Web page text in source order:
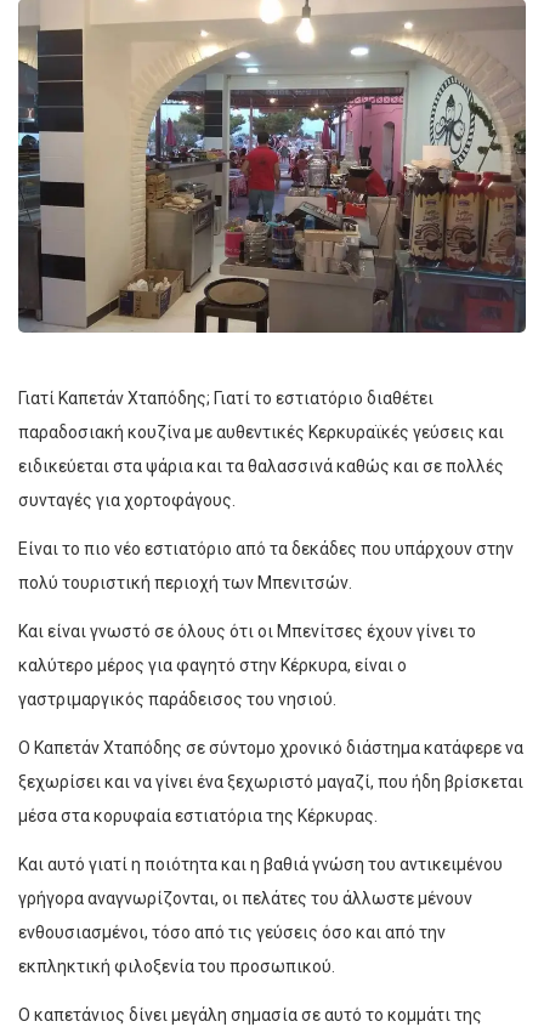
Γιατί Καπετάν Χταπόδης; Γιατί το εστιατόριο διαθέτει
παραδοσιακή κουζίνα με αυθεντικές Κερκυραϊκές γεύσεις και
ειδικεύεται στα ψάρια και τα θαλασσινά καθώς και σε πολλές
συνταγές για χορτοφάγους.
Είναι το πιο νέο εστιατόριο από τα δεκάδες που υπάρχουν στην
πολύ τουριστική περιοχή των Μπενιτσών.
Και είναι γνωστό σε όλους ότι οι Μπενίτσες έχουν γίνει το
καλύτερο μέρος για φαγητό στην Κέρκυρα, είναι ο
γαστριμαργικός παράδεισος του νησιού.
Ο Καπετάν Χταπόδης σε σύντομο χρονικό διάστημα κατάφερε να
ξεχωρίσει και να γίνει ένα ξεχωριστό μαγαζί, που ήδη βρίσκεται
μέσα στα κορυφαία εστιατόρια της Κέρκυρας.
Και αυτό γιατί η ποιότητα και η βαθιά γνώση του αντικειμένου
γρήγορα αναγνωρίζονται, οι πελάτες του άλλωστε μένουν
ενθουσιασμένοι, τόσο από τις γεύσεις όσο και από την
εκπληκτική φιλοξενία του προσωπικού.
Ο καπετάνιος δίνει μεγάλη σημασία σε αυτό το κομμάτι της